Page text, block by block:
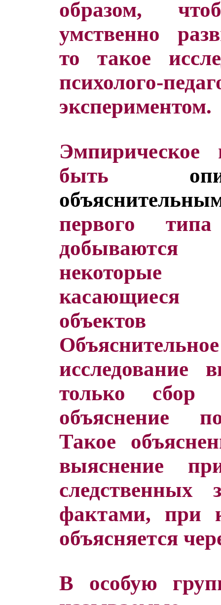
образом,
умственно
то такое
психолого-
экспериментом.
Эмпирическое
быть
первого
объектов
исследование
только
объяснение
Такое
выяснение
следственных
фактами, при
объясняется
В особую